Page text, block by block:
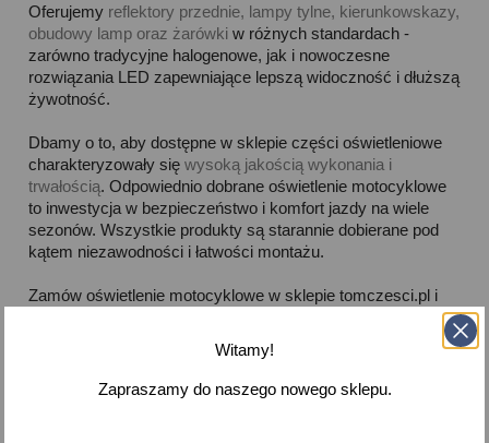
Oferujemy reflektory przednie, lampy tylne, kierunkowskazy,
obudowy lamp oraz żarówki w różnych standardach -
zarówno tradycyjne halogenowe, jak i nowoczesne
rozwiązania LED zapewniające lepszą widoczność i dłuższą
żywotność.
Dbamy o to, aby dostępne w sklepie części oświetleniowe
charakteryzowały sięwysoką jakością wykonania i
trwałością. Odpowiednio dobrane oświetlenie motocyklowe
to inwestycja w bezpieczeństwo i komfort jazdy na wiele
sezonów. Wszystkie produkty są starannie dobierane pod
kątem niezawodności i łatwości montażu.
Zamów oświetlenie motocyklowe w sklepie tomczesci.pl i
. Nasz
znajdziesz tu części do szerokiej gamy motocykli. W razie
wątpliwości dotyczących doboru odpowiednich elementów -
zapraszamy do kontaktu z naszym zespołem.
Witamy!
Zapraszamy do naszego nowego sklepu.